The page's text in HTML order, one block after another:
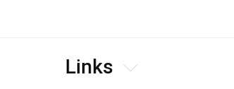
Links